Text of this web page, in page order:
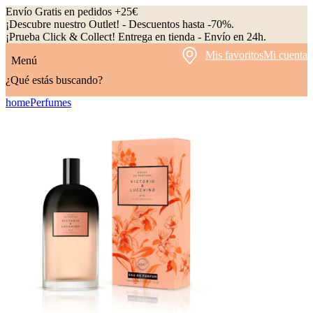
Envío Gratis en pedidos +25€
¡Descubre nuestro Outlet! - Descuentos hasta -70%.
¡Prueba Click & Collect! Entrega en tienda - Envío en 24h.
Menú
Mis favoritosMi cuenta
¿Qué estás buscando?
homePerfumes